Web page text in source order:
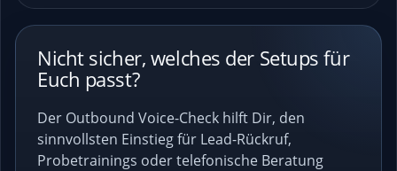
Nicht sicher, welches der Setups für
Euch passt?
Der Outbound Voice-Check hilft Dir, den
sinnvollsten Einstieg für Lead-Rückruf,
Probetrainings oder telefonische Beratung